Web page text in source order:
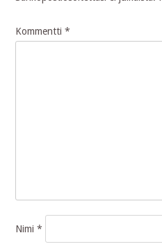
Kommentti*
Nimi*